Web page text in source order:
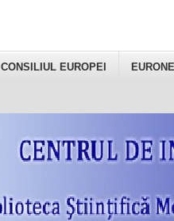
CONSILIUL EUROPEI